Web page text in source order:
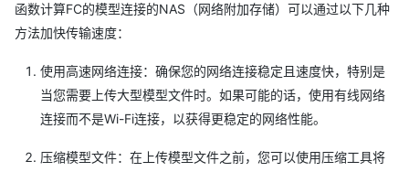
函数计算FC的模型连接的NAS（网络附加存储）可以通过以下几种
方法加快传输速度：
使用高速网络连接：确保您的网络连接稳定且速度快，特别是
当您需要上传大型模型文件时。如果可能的话，使用有线网络
连接而不是Wi-Fi连接，以获得更稳定的网络性能。
压缩模型文件：在上传模型文件之前，您可以使用压缩工具将